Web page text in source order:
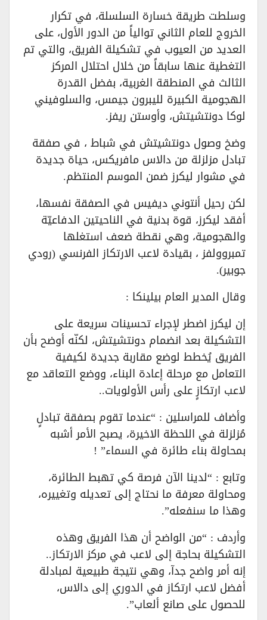
وسلطت طريقة خسارة السلسلة، في تكرار
الخروج للعام الثاني توالياً من الدور الأول، على
العديد من العيوب في تشكيلة الفريق، والتي تم
التغطية عنها سابقاً من خلال احتلال المركز
الثالث في المنطقة الغربية، بفضل القدرة
الهجومية الكبيرة لليبرون جيمس، والسلوفيني
لوكا دونتشيتش، وأوستن ريفز.
وضخ وصول دونتشيتش في شباط ، في صفقة
تبادل مزلزلة من دالاس مافريكس، حياة جديدة
في مشوار ليكرز ضمن الموسم المنتظم.
لكن رحيل أنتوني ديفيس في الصفقة نفسها،
أفقد ليكرز، قوة بدنية في الناحيتين الدفاعيّة
والهجومية، وهي نقطة ضعف استغلها
تمبروولفز ، بقيادة لاعب الارتكاز الفرنسي (رودي
جوبير).
وقال المدير العام بيلينكا :
إن ليكرز اضطر لإجراء تحسينات سريعة على
التشكيلة بعد انضمام دونتشيتش، لكنّه أوضح بأن
الفريق يُخطط لوضع مقاربة جديدة لكيفية
التعامل مع مرحلة إعادة البناء، ووضع التعاقد مع
لاعب ارتكازٍ على رأس الأولويات..
وأضاف للمراسلين : “عندما تقوم بصفقة تبادلٍ
مُزلزلة في اللحظة الاخيرة، يصبح الأمر أشبه
بمحاولة بناء طائرة في السماء” !
وتابع : “لدينا الآن فرصة كي تهبط الطائرة،
ومحاولة معرفة ما نحتاج إلى تعديله وتغييره،
وهذا ما سنفعله”.
وأردف : “من الواضح أن هذا الفريق وهذه
التشكيلة بحاجة إلى لاعب في مركز الارتكاز..
إنه أمر واضح جدآ، وهي نتيجة طبيعية لمبادلة
أفضل لاعب ارتكاز في الدوري إلى دالاس،
للحصول على صانع ألعاب”.